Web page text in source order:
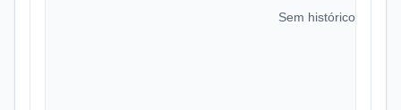
Sem histórico de